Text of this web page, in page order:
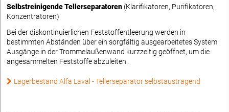
Selbstreinigende Tellerseparatoren (Klarifikatoren, Purifikatoren,
Konzentratoren)
Bei der diskontinuierlichen Feststoffentleerung werden in
bestimmten Abständen über ein sorgfältig ausgearbeitetes System
Ausgänge in der Trommelaußenwand kurzzeitig geöffnet, um die
angesammelten Feststoffe abzuleiten.
Lagerbestand Alfa Laval - Tellerseparator selbstaustragend